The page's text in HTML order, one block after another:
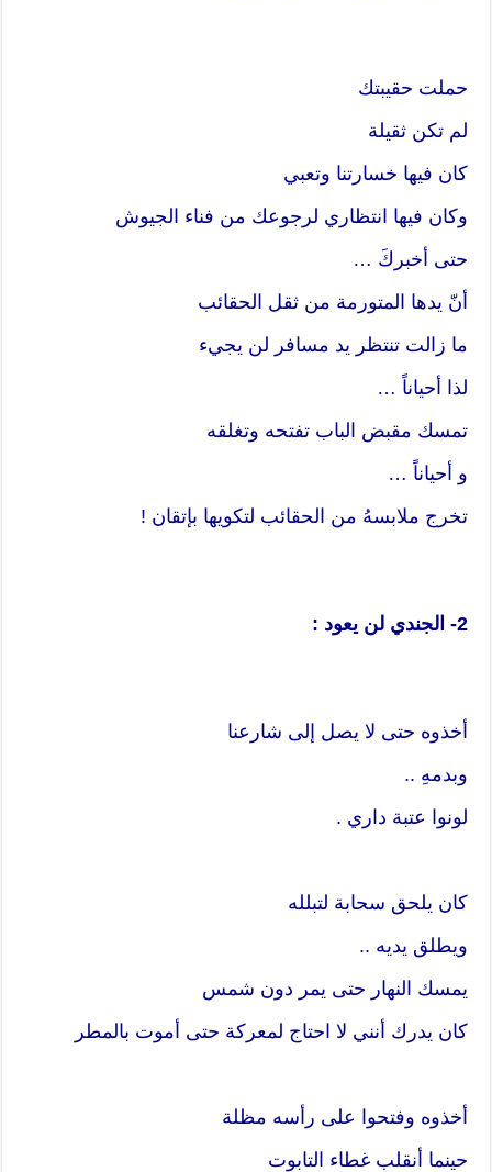
حملت حقيبتك
لم تكن ثقيلة
كان فيها خسارتنا وتعبي
وكان فيها انتظاري لرجوعك من فناء الجيوش
حتى أخبركَ …
أنّ يدها المتورمة من ثقل الحقائب
ما زالت تنتظر يد مسافر لن يجيء
لذا أحياناً …
تمسك مقبض الباب تفتحه وتغلقه
و أحياناً …
تخرج ملابسهُ من الحقائب لتكويها بإتقان !
2- الجندي لن يعود :
أخذوه حتى لا يصل إلى شارعنا
وبدمهِ ..
لونوا عتبة داري .
كان يلحق سحابة لتبلله
ويطلق يديه ..
يمسك النهار حتى يمر دون شمس
كان يدرك أنني لا احتاج لمعركة حتى أموت بالمطر
أخذوه وفتحوا على رأسه مظلة
حينما أنقلب غطاء التابوت